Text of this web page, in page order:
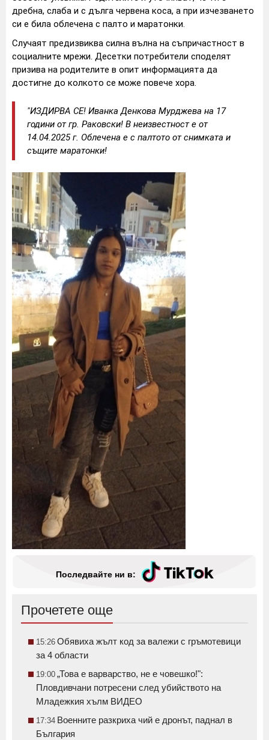
дребна, слаба и с дълга червена коса, а при изчезването
си е била облечена с палто и маратонки.
Случаят предизвиква силна вълна на съпричастност в
социалните мрежи. Десетки потребители споделят
призива на родителите в опит информацията да
достигне до колкото се може повече хора.
"ИЗДИРВА СЕ! Иванка Денкова Мурджева на 17
години от гр. Раковски! В неизвестност е от
14.04.2025 г. Облечена е с палтото от снимката и
същите маратонки!
Последвайте ни в:
Прочетете още
15:26 Обявиха жълт код за валежи с гръмотевици
за 4 области
19:00 „Това е варварство, не е човешко!":
Пловдивчани потресени след убийството на
Младежкия хълм ВИДЕО
17:34 Военните разкриха чий е дронът, паднал в
България